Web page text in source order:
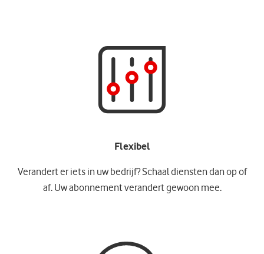
Flexibel
Verandert er iets in uw bedrijf? Schaal diensten dan op of
af. Uw abonnement verandert gewoon mee.